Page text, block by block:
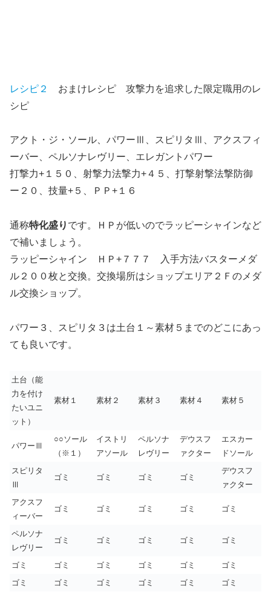
レシピ２
おまけレシピ 攻撃力を追求した限定職用のレ
シピ
アクト・ジ・ソール、パワーⅢ、スピリタⅢ、アクスフィ
ーバー、ペルソナレヴリー、エレガントパワー
打撃力+１５０、射撃力法撃力+４５、打撃射撃法撃防御
ー２０、技量+５、ＰＰ+１６
通称特化盛り です。ＨＰが低いのでラッピーシャインなど
で補いましょう。
ラッピーシャイン ＨＰ+７７７ 入手方法バスターメダ
ル２００枚と交換。交換場所はショップエリア２Ｆのメダ
ル交換ショップ。
パワー３、スピリタ３は土台１～素材５までのどこにあっ
ても良いです。
土台（能
力を付け
たいユニ
ット）
素材１ 素材２ 素材３ 素材４ 素材５
パワーⅢ
○○ソール
（※１）
イストリ
アソール
ペルソナ
レヴリー
デウスフ
ァクター
エスカー
ドソール
スピリタ
Ⅲ
ゴミ ゴミ ゴミ ゴミ
デウスフ
ァクター
アクスフ
ィーバー
ゴミ ゴミ ゴミ ゴミ ゴミ
ペルソナ
レヴリー
ゴミ ゴミ ゴミ ゴミ ゴミ
ゴミ ゴミ ゴミ ゴミ ゴミ
ゴミ
ゴミ
ゴミ ゴミ ゴミ ゴミ ゴミ